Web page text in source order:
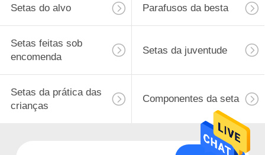
Setas do alvo Parafusos da besta
Setas feitas sob
encomenda
Setas da juventude
Setas da prática das
crianças
Componentes da seta